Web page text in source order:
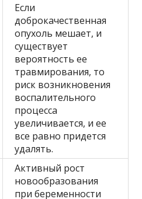
Если
доброкачественная
опухоль мешает, и
существует
вероятность ее
травмирования, то
риск возникновения
воспалительного
процесса
увеличивается, и ее
все равно придется
удалять.
Активный рост
новообразования
при беременности